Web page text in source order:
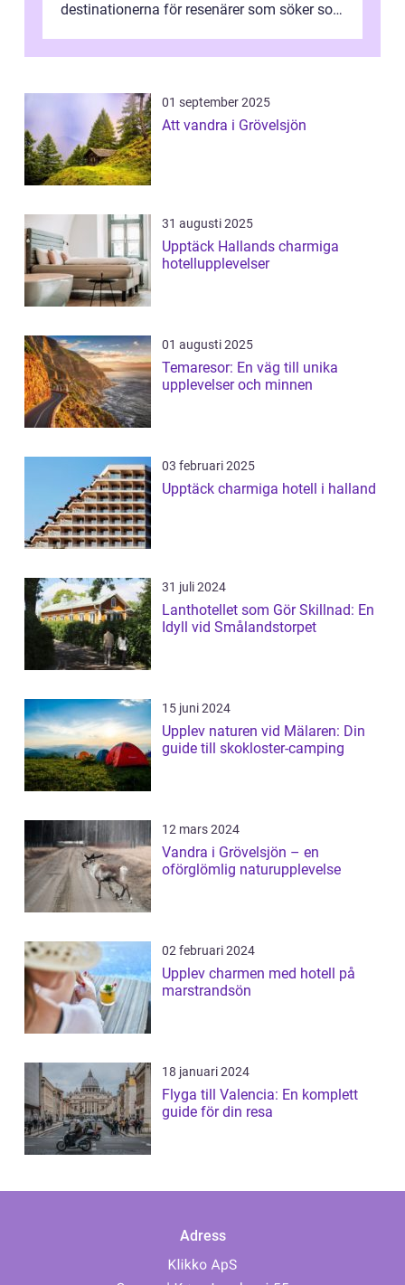
destinationerna för resenärer som söker sol,
01 september 2025
Att vandra i Grövelsjön
31 augusti 2025
Upptäck Hallands charmiga
hotellupplevelser
01 augusti 2025
Temaresor: En väg till unika
upplevelser och minnen
03 februari 2025
Upptäck charmiga hotell i halland
31 juli 2024
Lanthotellet som Gör Skillnad: En
Idyll vid Smålandstorpet
15 juni 2024
Upplev naturen vid Mälaren: Din
guide till skokloster-camping
12 mars 2024
Vandra i Grövelsjön – en
oförglömlig naturupplevelse
02 februari 2024
Upplev charmen med hotell på
marstrandsön
18 januari 2024
Flyga till Valencia: En komplett
guide för din resa
Adress